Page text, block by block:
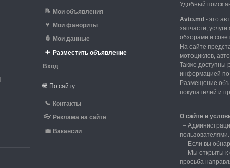
📝 Мои объявления
♥
Мои фавориты
👮 Мои данные
➕ Разместить объявление
Вход
🌐 По сайту
📞 Контакты
👓 Реклама на сайте
💼 Вакансии
Удобный поиск
Avto.md - это
запчасти,
обзорами и
На сайте
мотоциклов,
Также доступны
информацией по
Размещение
покупателей и
О сайте и
–
пользователями.
– Если вы
– Мы открыты к
просьба